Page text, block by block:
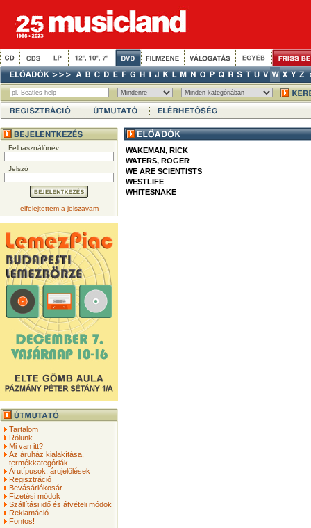
Felhasználónév
Jelszó
elfelejtettem a jelszavam
Tartalom
Rólunk
Mi van itt?
Az áruház kialakítása,
termékkategóriák
Árutípusok, árujelölések
Regisztráció
Bevásárlókosár
Fizetési módok
Szállítási idő és átvételi módok
Reklamáció
Fontos!
WAKEMAN, RICK
WATERS, ROGER
WE ARE SCIENTISTS
WESTLIFE
WHITESNAKE